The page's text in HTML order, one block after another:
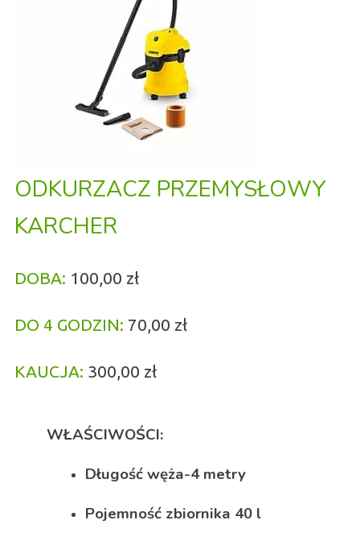
ODKURZACZ PRZEMYSŁOWY
KARCHER
DOBA: 100,00 zł
DO 4 GODZIN: 70,00 zł
KAUCJA: 300,00 zł
WŁAŚCIWOŚCI:
Długość węża-4 metry
Pojemność zbiornika 40 l